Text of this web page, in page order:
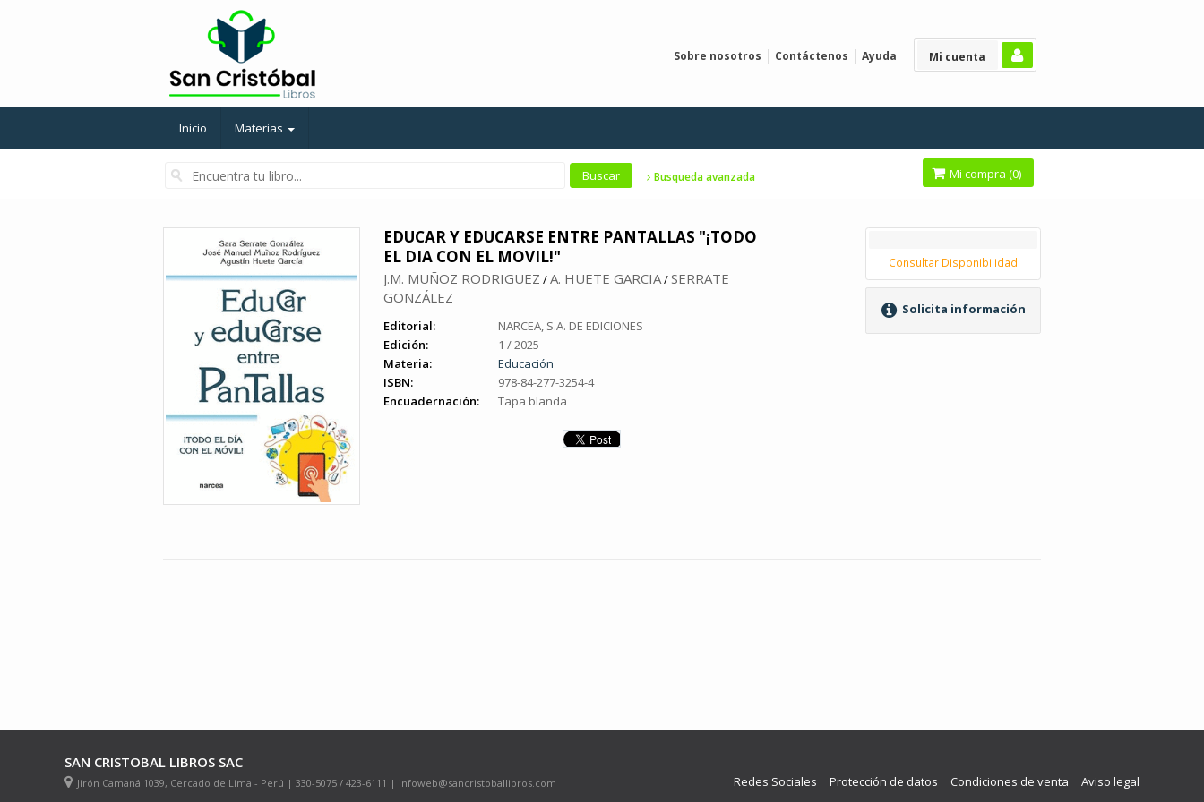
Mi cuenta
Sobre nosotros Contáctenos Ayuda
Inicio Materias
Busqueda avanzada Mi compra (0)
EDUCAR Y EDUCARSE ENTRE PANTALLAS "¡TODO
EL DIA CON EL MOVIL!"
J.M. MUÑOZ RODRIGUEZ /A. HUETE GARCIA/SERRATE
GONZÁLEZ
Editorial:
NARCEA, S.A. DE EDICIONES
Edición:
1 / 2025
Materia:
Educación
ISBN:
978-84-277-3254-4
Encuadernación:
Tapa blanda
Consultar Disponibilidad
Solicita información
Aviso legal
Condiciones de venta
Protección de datos
Redes Sociales
SAN CRISTOBAL LIBROS SAC
Jirón Camaná 1039, Cercado de Lima - Perú | 330-5075 / 423-6111 | infoweb@sancristoballibros.com